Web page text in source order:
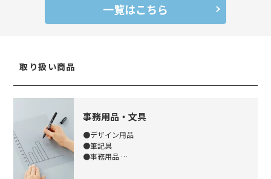
一覧はこちら
取り扱い商品
事務用品・文具
●デザイン用品
●筆記具
●事務用品